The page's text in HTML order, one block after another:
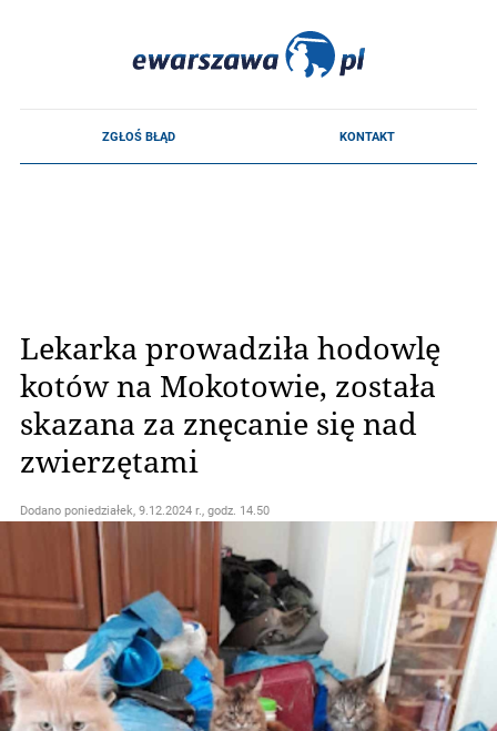
Lekarka prowadziła hodowlę
kotów na Mokotowie, została
skazana za znęcanie się nad
zwierzętami
Dodano poniedziałek, 9.12.2024 r., godz. 14.50